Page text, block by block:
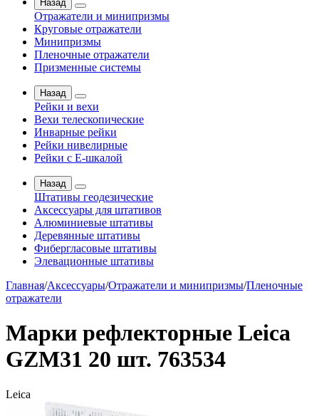
Назад
Отражатели и минипризмы
Круговые отражатели
Минипризмы
Пленочные отражатели
Призменные системы
Назад
Рейки и вехи
Вехи телескопические
Инварные рейки
Рейки нивелирные
Рейки с Е-шкалой
Назад
Штативы геодезические
Аксессуары для штативов
Алюминиевые штативы
Деревянные штативы
Фибергласовые штативы
Элевационные штативы
Главная/Аксессуары/Отражатели и минипризмы/Пленочные
отражатели
Марки рефлекторные Leica
GZM31 20 шт. 763534
Leica